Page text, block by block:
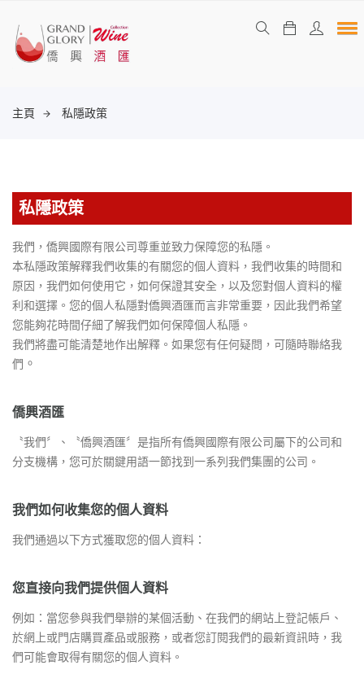
主頁 私隱政策
私隱政策
我們，僑興國際有限公司尊重並致力保障您的私隱。
本私隱政策解釋我們收集的有關您的個人資料，我們收集的時間和
原因，我們如何使用它，如何保證其安全，以及您對個人資料的權
利和選擇。您的個人私隱對僑興酒匯而言非常重要，因此我們希望
您能夠花時間仔細了解我們如何保障個人私隱。
我們將盡可能清楚地作出解釋。如果您有任何疑問，可隨時聯絡我
們 。
僑興酒匯
〝我們〞、〝僑興酒匯〞是指所有僑興國際有限公司屬下的公司和
分支機構，您可於關鍵用語一節找到一系列我們集團的公司。
我們如何收集您的個人資料
我們通過以下方式獲取您的個人資料：
您直接向我們提供個人資料
例如：當您參與我們舉辦的某個活動、在我們的網站上登記帳戶、
於網上或門店購買產品或服務，或者您訂閱我們的最新資訊時，我
們可能會取得有關您的個人資料。